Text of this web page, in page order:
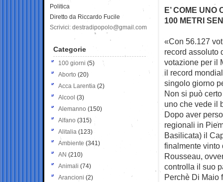
E’ COME UNO
100 METRI
«Con 56.127
record assoluto
votazione per il
il record
singolo giorno
Non si può
uno che vede il
Dopo aver
regionali in
Basilicata) il
finalmente vinto
Rousseau,
controlla il suo
Perchè Di Maio
Politica
Diretto da Riccardo Fucile
Scrivici: destradipopolo@gmail.com
Categorie
100 giorni (5)
Aborto (20)
Acca Larentia (2)
Alcool (3)
Alemanno (150)
Alfano (315)
Alitalia (123)
Ambiente (341)
AN (210)
Animali (74)
Arancioni (2)